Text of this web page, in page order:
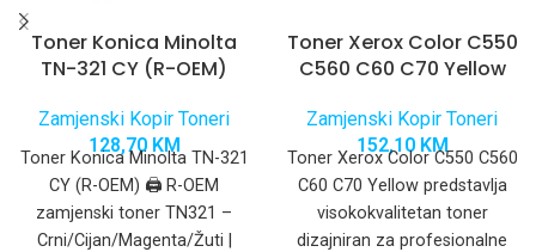
Toner Konica Minolta
TN-321 CY (R-OEM)
Zamjenski Kopir Toneri
128,70 KM
Toner Konica Minolta TN-321
CY (R-OEM) 🖨️ R-OEM
zamjenski toner TN321 –
Crni/Cijan/Magenta/Žuti |
Toner Xerox Color C550
C560 C60 C70 Yellow
Zamjenski Kopir Toneri
152,10 KM
Toner Xerox Color C550 C560
C60 C70 Yellow predstavlja
visokokvalitetan toner
dizajniran za profesionalne